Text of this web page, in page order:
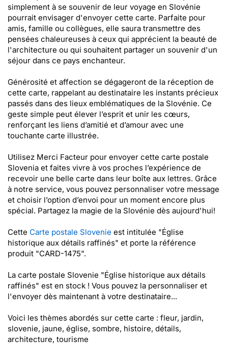
simplement à se souvenir de leur voyage en Slovénie
pourrait envisager d'envoyer cette carte. Parfaite pour
amis, famille ou collègues, elle saura transmettre des
pensées chaleureuses à ceux qui apprécient la beauté de
l'architecture ou qui souhaitent partager un souvenir d'un
séjour dans ce pays enchanteur.
Générosité et affection se dégageront de la réception de
cette carte, rappelant au destinataire les instants précieux
passés dans des lieux emblématiques de la Slovénie. Ce
geste simple peut élever l’esprit et unir les cœurs,
renforçant les liens d’amitié et d’amour avec une
touchante carte illustrée.
Utilisez Merci Facteur pour envoyer cette carte postale
Slovenia et faites vivre à vos proches l’expérience de
recevoir une belle carte dans leur boîte aux lettres. Grâce
à notre service, vous pouvez personnaliser votre message
et choisir l’option d’envoi pour un moment encore plus
spécial. Partagez la magie de la Slovénie dès aujourd'hui!
Cette Carte postale Slovenie est intitulée "Église
historique aux détails raffinés" et porte la référence
produit "CARD-1475".
La carte postale Slovenie "Église historique aux détails
raffinés" est en stock ! Vous pouvez la personnaliser et
l'envoyer dès maintenant à votre destinataire...
Voici les thèmes abordés sur cette carte : fleur, jardin,
slovenie, jaune, église, sombre, histoire, détails,
architecture, tourisme